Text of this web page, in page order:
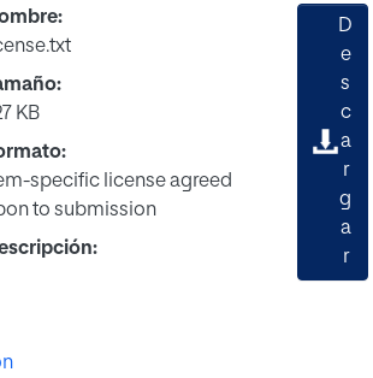
KB
specific license agreed
to submission
D
e
s
c
a
r
g
a
r